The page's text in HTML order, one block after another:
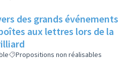
des grands événements
aux lettres lors de la
Propositions non réalisables